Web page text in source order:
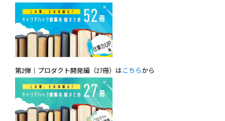
第2弾｜プロダクト開発編（27冊）は こちらから